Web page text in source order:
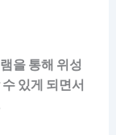
을 통해 위성
있게 되면서